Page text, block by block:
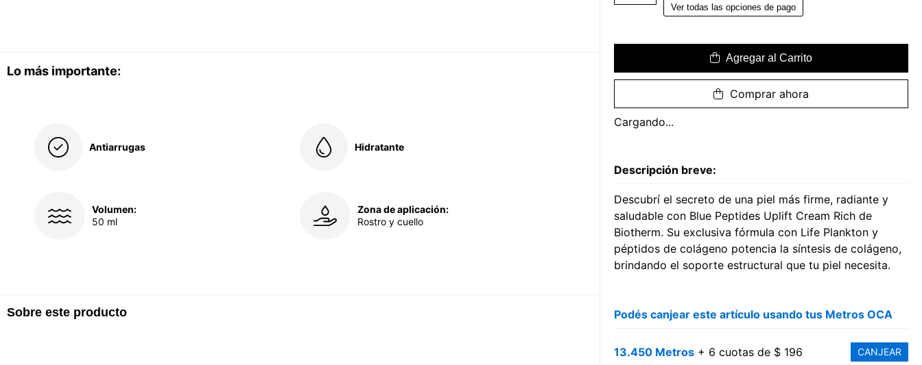
Lo más importante:
Antiarrugas Hidratante
Volumen:
50 ml
Zona de aplicación:
Rostro y cuello
Sobre este producto
Ver todas las opciones de pago
Agregar al Carrito
Comprar ahora
Cargando...
Descripción breve:
Descubrí el secreto de una piel más firme, radiante y
saludable con Blue Peptides Uplift Cream Rich de
Biotherm. Su exclusiva fórmula con Life Plankton y
péptidos de colágeno potencia la síntesis de colágeno,
brindando el soporte estructural que tu piel necesita.
Podés canjear este artículo usando tus Metros OCA
13.450 Metros+ 6 cuotas de $ 196 CANJEAR